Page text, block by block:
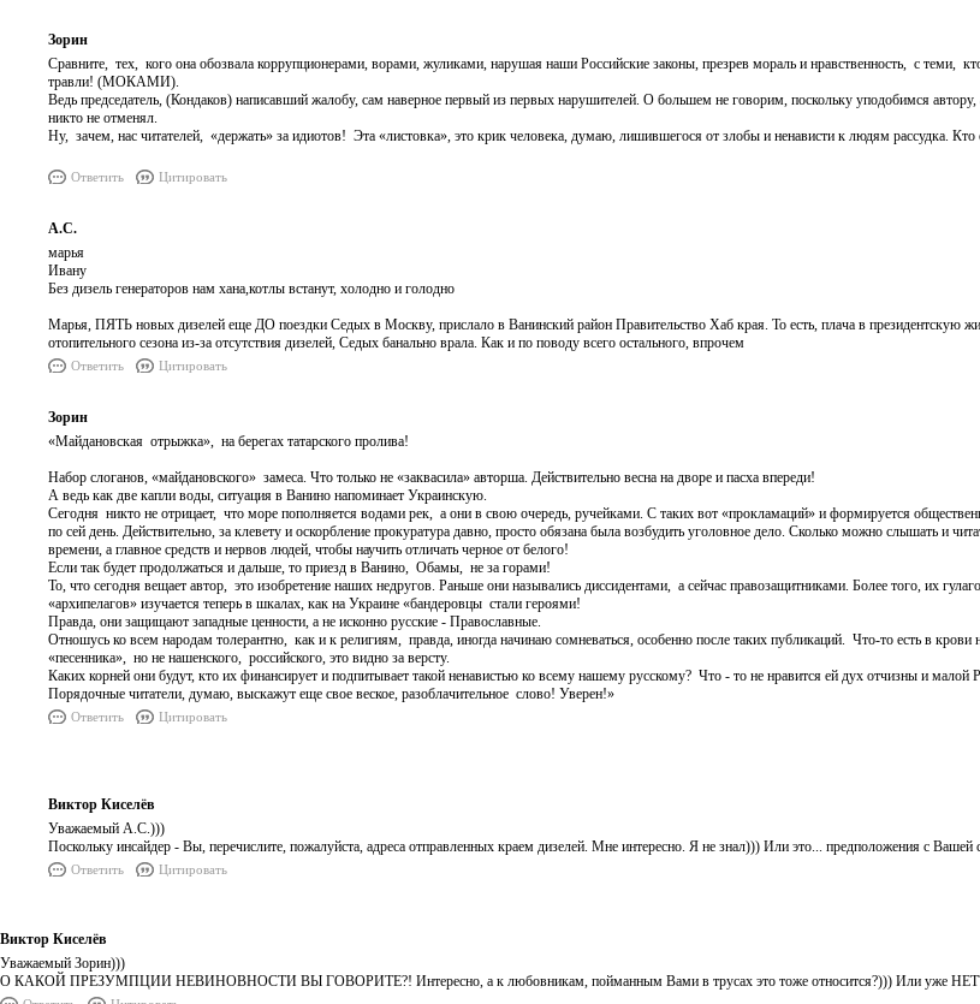
Зорин
Сравните, тех, кого она обозвала коррупционерами, ворами, жуликами, нарушая наши Российские законы, презрев мораль и нравственность, с теми,
травли! (МОКАМИ).
Ведь председатель, (Кондаков) написавший жалобу, сам наверное первый из первых нарушителей. О большем не говорим, поскольку уподобимся
никто не отменял.
Ну, зачем, нас читателей, «держать» за идиотов! Эта «листовка», это крик человека, думаю, лишившегося от злобы и ненависти к людям рассудка.
Ответить Цитировать
А.С.
марья
Ивану
Без дизель генераторов нам хана,котлы встанут, холодно и голодно
Марья, ПЯТЬ новых дизелей еще ДО поездки Седых в Москву, прислало в Ванинский район Правительство Хаб края. То есть, плача в президентскую
отопительного сезона из-за отсутствия дизелей, Седых банально врала. Как и по поводу всего остального, впрочем
Ответить Цитировать
Зорин
«Майдановская отрыжка», на берегах татарского пролива!
Набор слоганов, «майдановского» замеса. Что только не «заквасила» авторша. Действительно весна на дворе и пасха впереди!
А ведь как две капли воды, ситуация в Ванино напоминает Украинскую.
Сегодня никто не отрицает, что море пополняется водами рек, а они в свою очередь, ручейками. С таких вот «прокламаций» и формируется
по сей день. Действительно, за клевету и оскорбление прокуратура давно, просто обязана была возбудить уголовное дело. Сколько можно слышать и
времени, а главное средств и нервов людей, чтобы научить отличать черное от белого!
Если так будет продолжаться и дальше, то приезд в Ванино, Обамы, не за горами!
То, что сегодня вещает автор, это изобретение наших недругов. Раньше они назывались диссидентами, а сейчас правозащитниками. Более того, их
«архипелагов» изучается теперь в шкалах, как на Украине «бандеровцы стали героями!
Правда, они защищают западные ценности, а не исконно русские - Православные.
Отношусь ко всем народам толерантно, как и к религиям, правда, иногда начинаю сомневаться, особенно после таких публикаций. Что-то есть в
«песенника», но не нашенского, российского, это видно за версту.
Каких корней они будут, кто их финансирует и подпитывает такой ненавистью ко всему нашему русскому? Что - то не нравится ей дух отчизны и
Порядочные читатели, думаю, выскажут еще свое веское, разоблачительное слово! Уверен!»
Ответить Цитировать
Виктор Киселёв
Уважаемый А.С.)))
Поскольку инсайдер - Вы, перечислите, пожалуйста, адреса отправленных краем дизелей. Мне интересно. Я не знал))) Или это... предположения с Вашей
Ответить Цитировать
Виктор Киселёв
Уважаемый Зорин)))
О КАКОЙ ПРЕЗУМПЦИИ НЕВИНОВНОСТИ ВЫ ГОВОРИТЕ?! Интересно, а к любовникам, пойманным Вами в трусах это тоже относится?))) Или уже